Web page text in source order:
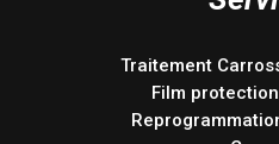
Traitement
Film